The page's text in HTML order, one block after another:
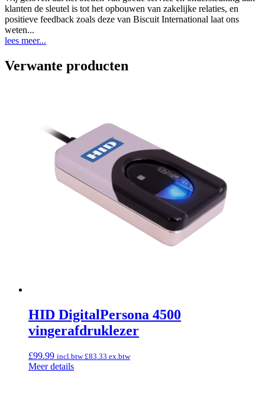
klanten de sleutel is tot het opbouwen van zakelijke relaties, en
positieve feedback zoals deze van Biscuit International laat ons
weten...
lees meer...
Verwante producten
HID DigitalPersona 4500
vingerafdruklezer
£99.99 incl.btw£83.33 ex.btw
Meer details